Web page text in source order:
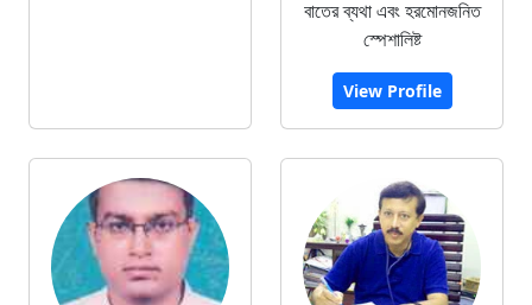
বাতের ব্যথা এবং হরমোনজনিত
স্পেশালিষ্ট
View Profile